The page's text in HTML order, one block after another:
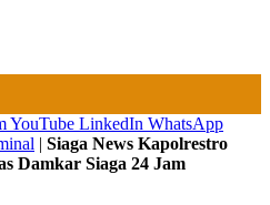
YouTube LinkedIn WhatsApp
| Siaga News Kapolrestro
Damkar Siaga 24 Jam